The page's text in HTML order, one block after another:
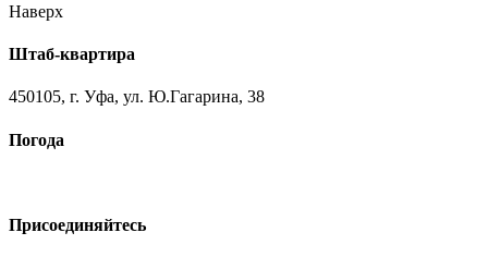
Наверх
Штаб-квартира
450105, г. Уфа, ул. Ю.Гагарина, 38
Погода
Присоединяйтесь